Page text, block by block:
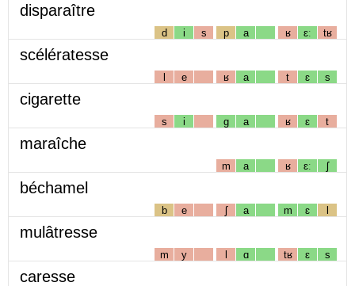
disparaître
d i s p a ʁ ɛː tʁ
scélératesse
l e ʁ a t ɛ s
cigarette
s i g a ʁ ɛ t
maraîche
m a ʁ ɛː ʃ
béchamel
b e ʃ a m ɛ l
mulâtresse
m y l ɑ tʁ ɛ s
caresse